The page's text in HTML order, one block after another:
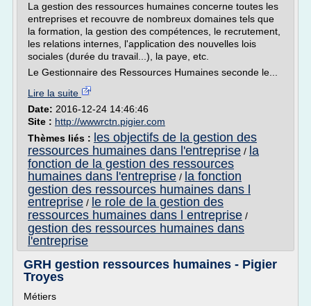
La gestion des ressources humaines concerne toutes les
entreprises et recouvre de nombreux domaines tels que
la formation, la gestion des compétences, le recrutement,
les relations internes, l'application des nouvelles lois
sociales (durée du travail...), la paye, etc.
Le Gestionnaire des Ressources Humaines seconde le...
Lire la suite
Date: 2016-12-24 14:46:46
Site : http://wwwrctn.pigier.com
Thèmes liés : les objectifs de la gestion des
ressources humaines dans l'entreprise / la
fonction de la gestion des ressources
humaines dans l'entreprise / la fonction
gestion des ressources humaines dans l
entreprise / le role de la gestion des
ressources humaines dans l entreprise /
gestion des ressources humaines dans
l'entreprise
GRH gestion ressources humaines - Pigier
Troyes
Métiers